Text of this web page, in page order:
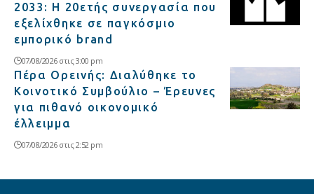
2033: Η 20ετής συνεργασία που
εξελίχθηκε σε παγκόσμιο
εμπορικό brand
07/08/2026 στις 3:00 pm
Πέρα Ορεινής: Διαλύθηκε το
Κοινοτικό Συμβούλιο – Έρευνες
για πιθανό οικονομικό
έλλειμμα
07/08/2026 στις 2:52 pm